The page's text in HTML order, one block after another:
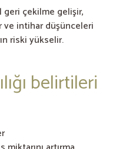
geri çekilme gelişir,
intihar düşünceleri
riski yükselir.
belirtileri